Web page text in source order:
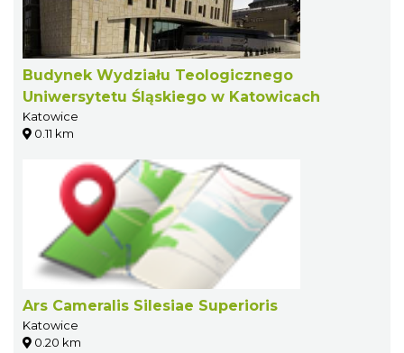
Budynek Wydziału Teologicznego
Uniwersytetu Śląskiego w Katowicach
Katowice
0.11 km
Ars Cameralis Silesiae Superioris
Katowice
0.20 km